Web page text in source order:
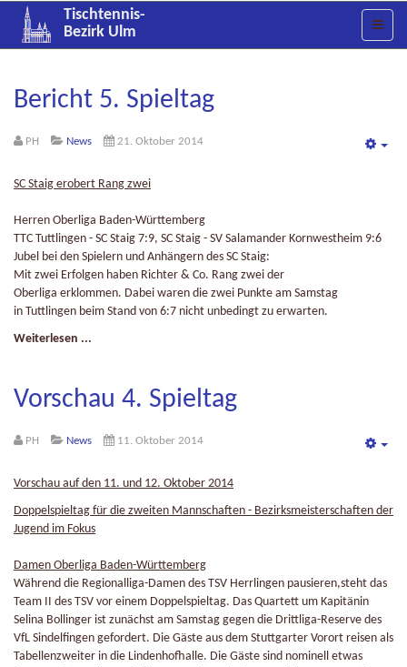
Tischtennis-
Bezirk Ulm
Bericht 5. Spieltag
PH News 21. Oktober 2014
SC Staig erobert Rang zwei
Herren Oberliga Baden-Württemberg
TTC Tuttlingen - SC Staig 7:9, SC Staig - SV Salamander Kornwestheim 9:6
Jubel bei den Spielern und Anhängern des SC Staig:
Mit zwei Erfolgen haben Richter & Co. Rang zwei der
Oberliga erklommen. Dabei waren die zwei Punkte am Samstag
in Tuttlingen beim Stand von 6:7 nicht unbedingt zu erwarten.
Weiterlesen ...
Vorschau 4. Spieltag
PH News 11. Oktober 2014
Vorschau auf den 11. und 12. Oktober 2014
Doppelspieltag für die zweiten Mannschaften - Bezirksmeisterschaften der
Jugend im Fokus
Damen Oberliga Baden-Württemberg
Während die Regionalliga-Damen des TSV Herrlingen pausieren,steht das
Team II des TSV vor einem Doppelspieltag. Das Quartett um Kapitänin
Selina Bollinger ist zunächst am Samstag gegen die Drittliga-Reserve des
VfL Sindelfingen gefordert. Die Gäste aus dem Stuttgarter Vorort reisen als
Tabellenzweiter in die Lindenhofhalle. Die Gäste sind nominell etwas